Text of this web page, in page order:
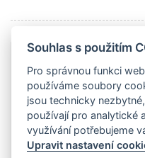
06.
04.
DOMÁCÍ
Doba přípravy: 60
si necháme na přikrytí
kameninového hrnce.
Souhlas s použitím
Pro správnou funkci
používáme soubory
jsou technicky
používají pro analytické
využívání potřebujeme
Upravit nastavení